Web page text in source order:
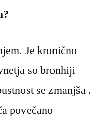
Je kronično
so bronhiji
se zmanjša .
povečano